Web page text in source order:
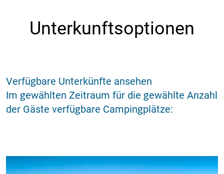
Unterkunftsoptionen
Verfügbare Unterkünfte ansehen
Im gewählten Zeitraum für die gewählte Anzahl
der Gäste verfügbare Campingplätze: